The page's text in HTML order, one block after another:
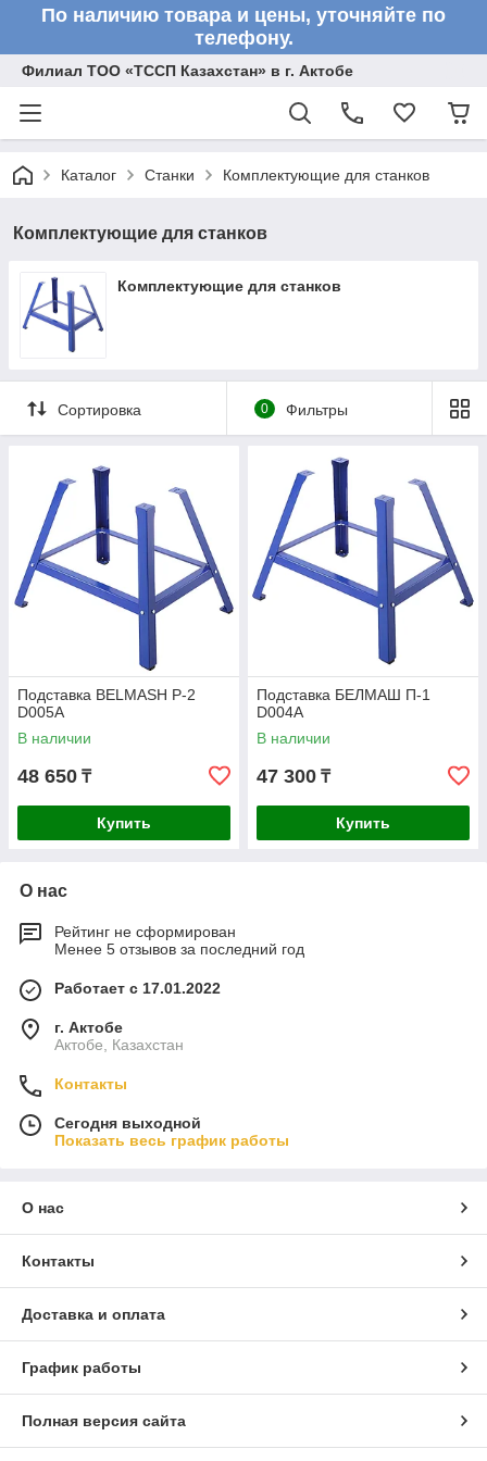
По наличию товара и цены, уточняйте по
телефону.
Филиал ТОО «ТССП Казахстан» в г. Актобе
Каталог Станки Комплектующие для станков
Комплектующие для станков
Комплектующие для станков
Сортировка 0 Фильтры
Подставка BELMASH P-2
D005A
В наличии
48 650 ₸
Купить
Подставка БЕЛМАШ П-1
D004A
В наличии
47 300 ₸
Купить
О нас
Рейтинг не сформирован
Менее 5 отзывов за последний год
Работает с 17.01.2022
г. Актобе
Актобе, Казахстан
Контакты
Сегодня выходной
Показать весь график работы
О нас
Контакты
Доставка и оплата
График работы
Полная версия сайта